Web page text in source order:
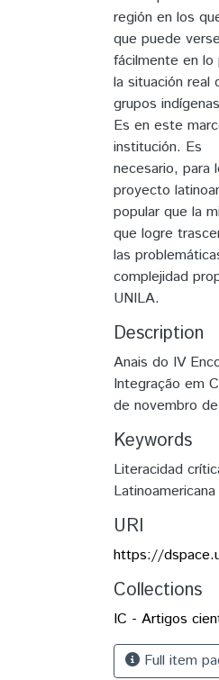
región en los
que puede verse
fácilmente en lo
la situación real
grupos
Es en este
institución. Es
necesario, para
proyecto
popular que la
que logre
las
complejidad
UNILA.
Description
Anais do IV
Integração em
de novembro
Keywords
Literacidad
URI
https://
Collections
IC - Artigos
Full item